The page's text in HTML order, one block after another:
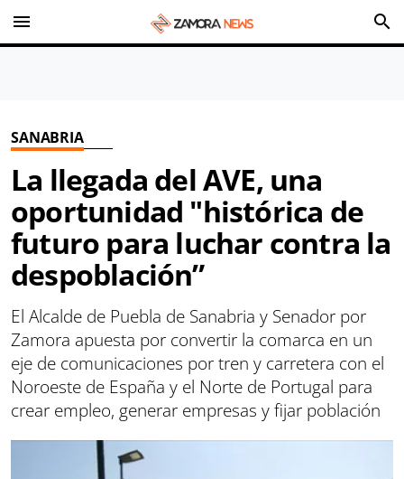
menu search
SANABRIA
La llegada del AVE, una
oportunidad "histórica de
futuro para luchar contra la
despoblación”
El Alcalde de Puebla de Sanabria y Senador por
Zamora apuesta por convertir la comarca en un
eje de comunicaciones por tren y carretera con el
Noroeste de España y el Norte de Portugal para
crear empleo, generar empresas y fijar población